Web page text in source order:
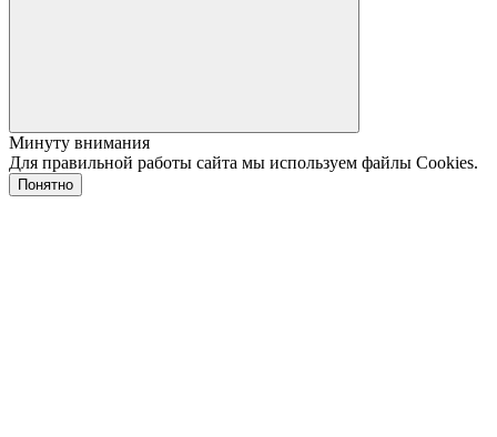
Минуту внимания
Для правильной работы сайта мы используем файлы Cookies.
Понятно